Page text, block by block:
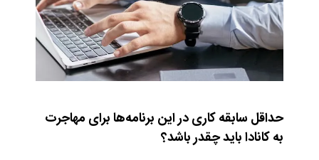
حداقل سابقه کاری در این برنامه‌ها برای مهاجرت
به کانادا باید چقدر باشد؟